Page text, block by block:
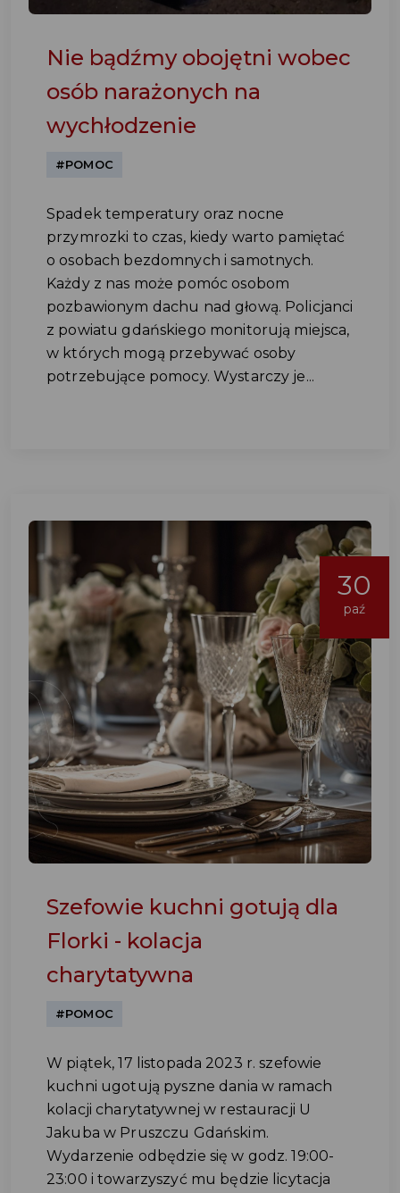
Nie bądźmy obojętni wobec
osób narażonych na
wychłodzenie
#POMOC
Spadek temperatury oraz nocne
przymrozki to czas, kiedy warto pamiętać
o osobach bezdomnych i samotnych.
Każdy z nas może pomóc osobom
pozbawionym dachu nad głową. Policjanci
z powiatu gdańskiego monitorują miejsca,
w których mogą przebywać osoby
potrzebujące pomocy. Wystarczy je...
30
paź
Szefowie kuchni gotują dla
Florki - kolacja
charytatywna
#POMOC
W piątek, 17 listopada 2023 r. szefowie
kuchni ugotują pyszne dania w ramach
kolacji charytatywnej w restauracji U
Jakuba w Pruszczu Gdańskim.
Wydarzenie odbędzie się w godz. 19:00-
23:00 i towarzyszyć mu będzie licytacja